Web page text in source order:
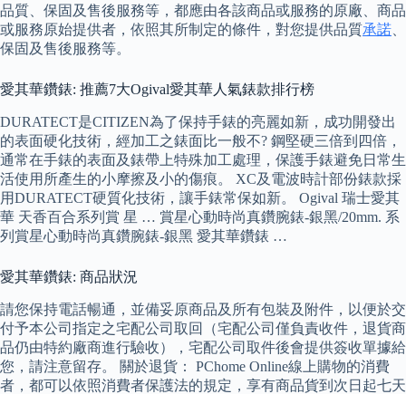
品質、保固及售後服務等，都應由各該商品或服務的原廠、商品
或服務原始提供者，依照其所制定的條件，對您提供品質承諾
保固及售後服務等。
愛其華鑽錶: 推薦7大Ogival愛其華人氣錶款排行榜
DURATECT是CITIZEN為了保持手錶的亮麗如新，成功開發出
的表面硬化技術，經加工之錶面比一般不? 鋼堅硬三倍到四倍，
通常在手錶的表面及錶帶上特殊加工處理，保護手錶避免日常生
活使用所產生的小摩擦及小的傷痕。 XC及電波時計部份錶款採
用DURATECT硬質化技術，讓手錶常保如新。 Ogival 瑞士愛其
華 天香百合系列賞 星 … 賞星心動時尚真鑽腕錶-銀黑/20mm. 系
列賞星心動時尚真鑽腕錶-銀黑 愛其華鑽錶 …
愛其華鑽錶: 商品狀況
請您保持電話暢通，並備妥原商品及所有包裝及附件，以便於交
付予本公司指定之宅配公司取回（宅配公司僅負責收件，退貨商
品仍由特約廠商進行驗收），宅配公司取件後會提供簽收單據給
您，請注意留存。 關於退貨： PChome Online線上購物的消費
者，都可以依照消費者保護法的規定，享有商品貨到次日起七天